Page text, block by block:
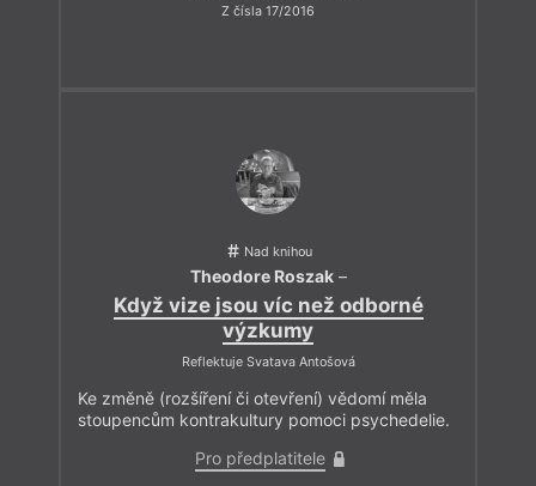
Z čísla 17/2016
Nad knihou
Theodore Roszak–
Když vize jsou víc než odborné
výzkumy
Reflektuje Svatava Antošová
Ke změně (rozšíření či otevření) vědomí měla
stoupencům kontrakultury pomoci psychedelie.
Pro předplatitele